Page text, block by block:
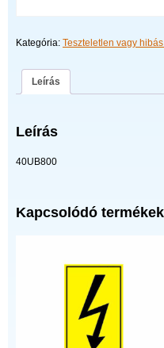
Kategória: Teszteletlen vagy
Leírás
Leírás
40UB800
Kapcsolódó termékek